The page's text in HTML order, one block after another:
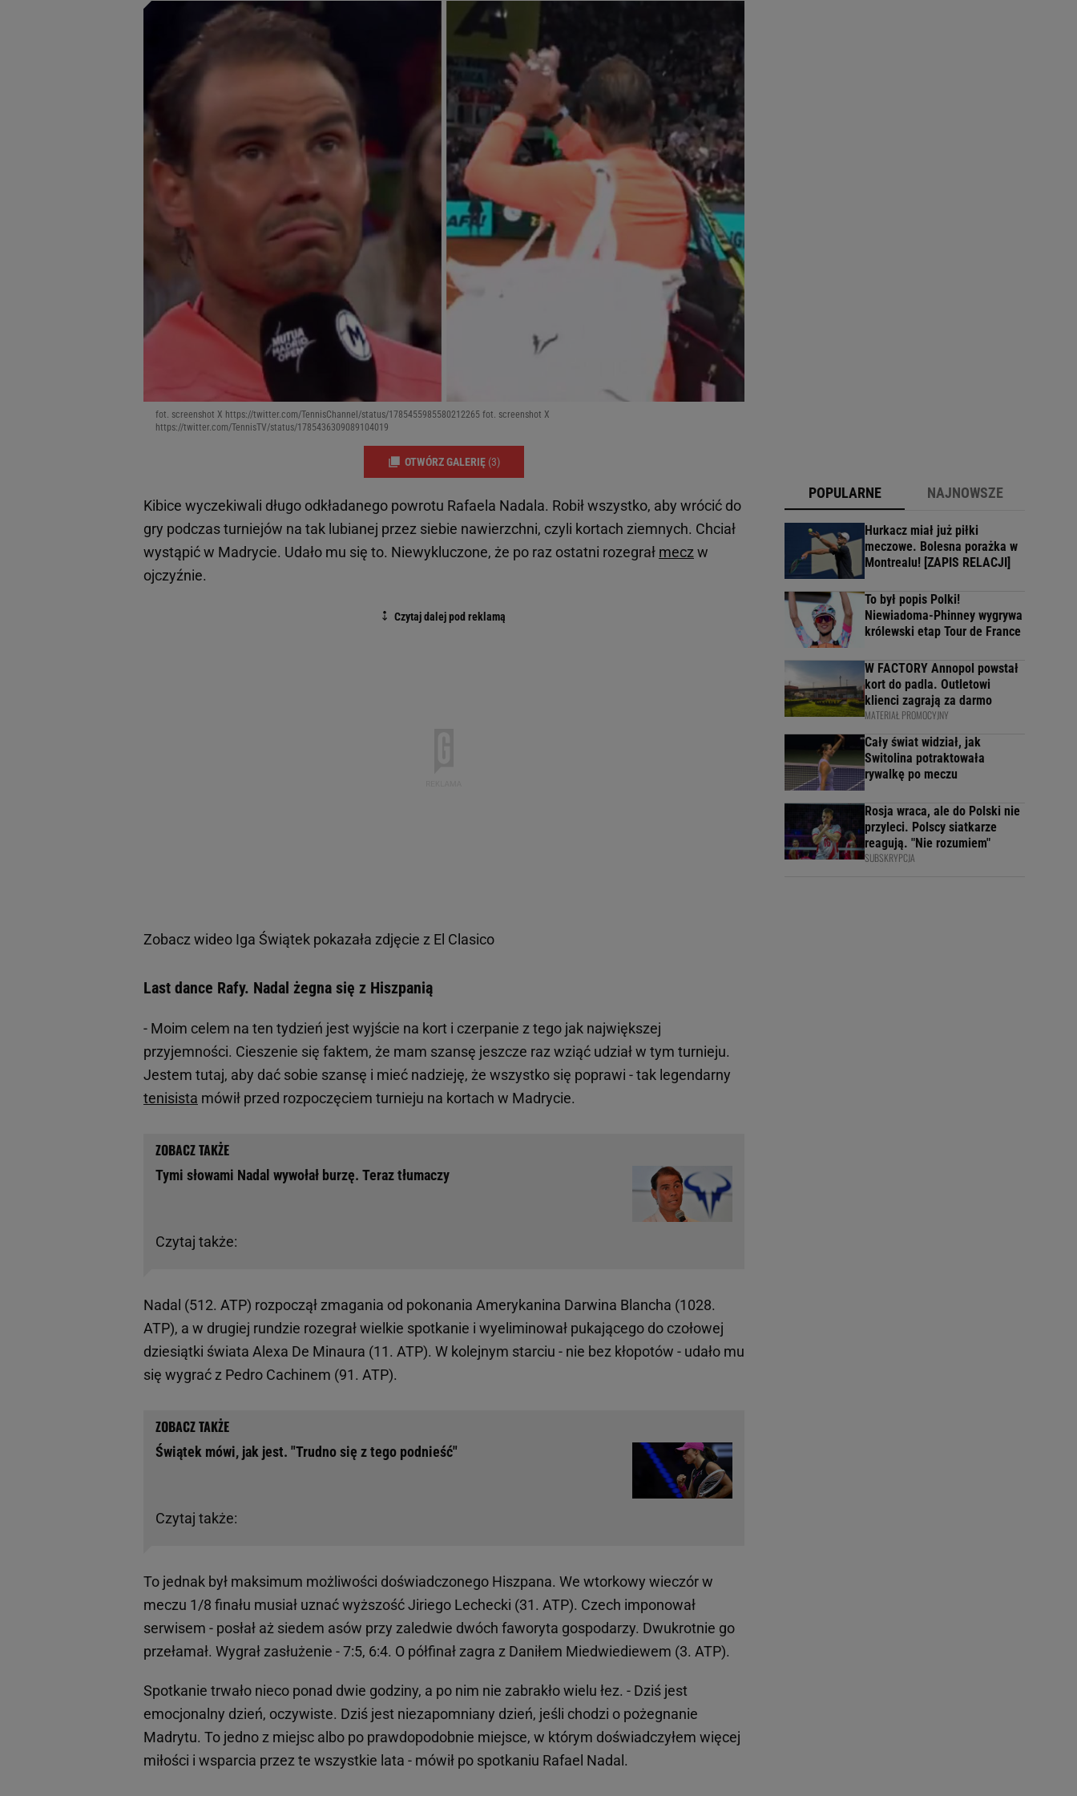
fot. screenshot X https://twitter.com/TennisChannel/status/1785455985580212265 fot. screenshot X
https://twitter.com/TennisTV/status/1785436309089104019
OTWÓRZ GALERIĘ (3)
Kibice wyczekiwali długo odkładanego powrotu Rafaela Nadala. Robił wszystko, aby wrócić do
gry podczas turniejów na tak lubianej przez siebie nawierzchni, czyli kortach ziemnych. Chciał
wystąpić w Madrycie. Udało mu się to. Niewykluczone, że po raz ostatni rozegrał meczw
ojczyźnie.
Zobacz wideo Iga Świątek pokazała zdjęcie z El Clasico
Last dance Rafy. Nadal żegna się z Hiszpanią
- Moim celem na ten tydzień jest wyjście na kort i czerpanie z tego jak największej
przyjemności. Cieszenie się faktem, że mam szansę jeszcze raz wziąć udział w tym turnieju.
Jestem tutaj, aby dać sobie szansę i mieć nadzieję, że wszystko się poprawi - tak legendarny
tenisista mówił przed rozpoczęciem turnieju na kortach w Madrycie.
Czytaj także:
Tymi słowami Nadal wywołał burzę. Teraz tłumaczy
Nadal (512. ATP) rozpoczął zmagania od pokonania Amerykanina Darwina Blancha (1028.
ATP), a w drugiej rundzie rozegrał wielkie spotkanie i wyeliminował pukającego do czołowej
dziesiątki świata Alexa De Minaura (11. ATP). W kolejnym starciu - nie bez kłopotów - udało mu
się wygrać z Pedro Cachinem (91. ATP).
Czytaj także:
Świątek mówi, jak jest. "Trudno się z tego podnieść"
To jednak był maksimum możliwości doświadczonego Hiszpana. We wtorkowy wieczór w
meczu 1/8 finału musiał uznać wyższość Jiriego Lechecki (31. ATP). Czech imponował
serwisem - posłał aż siedem asów przy zaledwie dwóch faworyta gospodarzy. Dwukrotnie go
przełamał. Wygrał zasłużenie - 7:5, 6:4. O półfinał zagra z Daniłem Miedwiediewem (3. ATP).
Spotkanie trwało nieco ponad dwie godziny, a po nim nie zabrakło wielu łez. - Dziś jest
emocjonalny dzień, oczywiste. Dziś jest niezapomniany dzień, jeśli chodzi o pożegnanie
Madrytu. To jedno z miejsc albo po prawdopodobnie miejsce, w którym doświadczyłem więcej
miłości i wsparcia przez te wszystkie lata - mówił po spotkaniu Rafael Nadal.
POPULARNE NAJNOWSZE
Hurkacz miał już piłki
meczowe. Bolesna porażka w
Montrealu! [ZAPIS RELACJI]
To był popis Polki!
Niewiadoma-Phinney wygrywa
królewski etap Tour de France
W FACTORY Annopol powstał
kort do padla. Outletowi
klienci zagrają za darmo
MATERIAŁ PROMOCYJNY
Cały świat widział, jak
Switolina potraktowała
rywalkę po meczu
Rosja wraca, ale do Polski nie
przyleci. Polscy siatkarze
reagują. "Nie rozumiem"
SUBSKRYPCJA